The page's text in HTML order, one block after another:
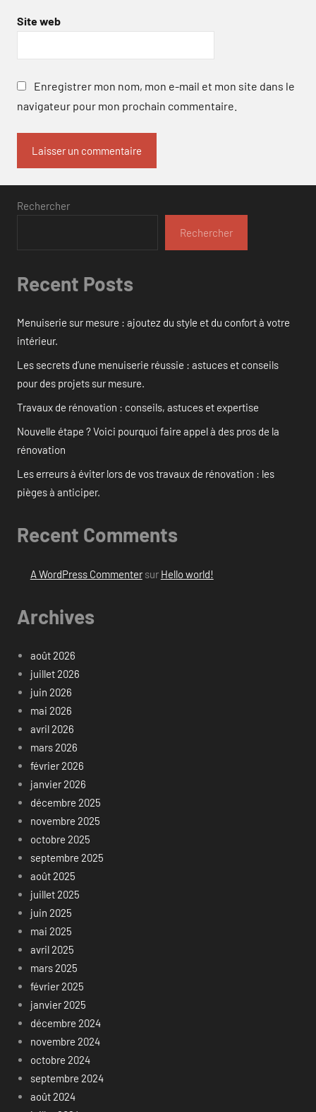
Site web
Enregistrer mon nom, mon e-mail et mon site dans le
navigateur pour mon prochain commentaire.
Rechercher
Rechercher
Recent Posts
Menuiserie sur mesure : ajoutez du style et du confort à votre
intérieur.
Les secrets d’une menuiserie réussie : astuces et conseils
pour des projets sur mesure.
Travaux de rénovation : conseils, astuces et expertise
Nouvelle étape ? Voici pourquoi faire appel à des pros de la
rénovation
Les erreurs à éviter lors de vos travaux de rénovation : les
pièges à anticiper.
Recent Comments
A WordPress Commentersur Hello world!
Archives
août 2026
juillet 2026
juin 2026
mai 2026
avril 2026
mars 2026
février 2026
janvier 2026
décembre 2025
novembre 2025
octobre 2025
septembre 2025
août 2025
juillet 2025
juin 2025
mai 2025
avril 2025
mars 2025
février 2025
janvier 2025
décembre 2024
novembre 2024
octobre 2024
septembre 2024
août 2024